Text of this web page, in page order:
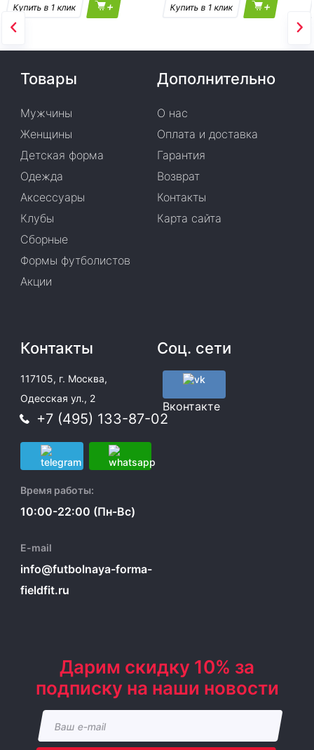
+ +
Товары
Мужчины
Женщины
Детская форма
Одежда
Аксессуары
Клубы
Сборные
Формы футболистов
Акции
Дополнительно
О нас
Оплата и доставка
Гарантия
Возврат
Контакты
Карта сайта
Контакты
117105, г. Москва,
Одесская ул., 2
+7 (495) 133-87-02
Время работы:
10:00-22:00 (Пн-Вс)
E-mail
info@futbolnaya-forma-
fieldfit.ru
Соц. сети
Вконтакте
Дарим скидку 10% за
подписку на наши новости